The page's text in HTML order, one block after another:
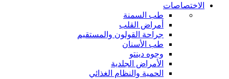
الاختصاصات
طب السمنة
أمراض القلب
جراحة القولون والمستقيم
طب الأسنان
وجوه دينتو
الأمراض الجلدية
الحمية والنظام الغذائي